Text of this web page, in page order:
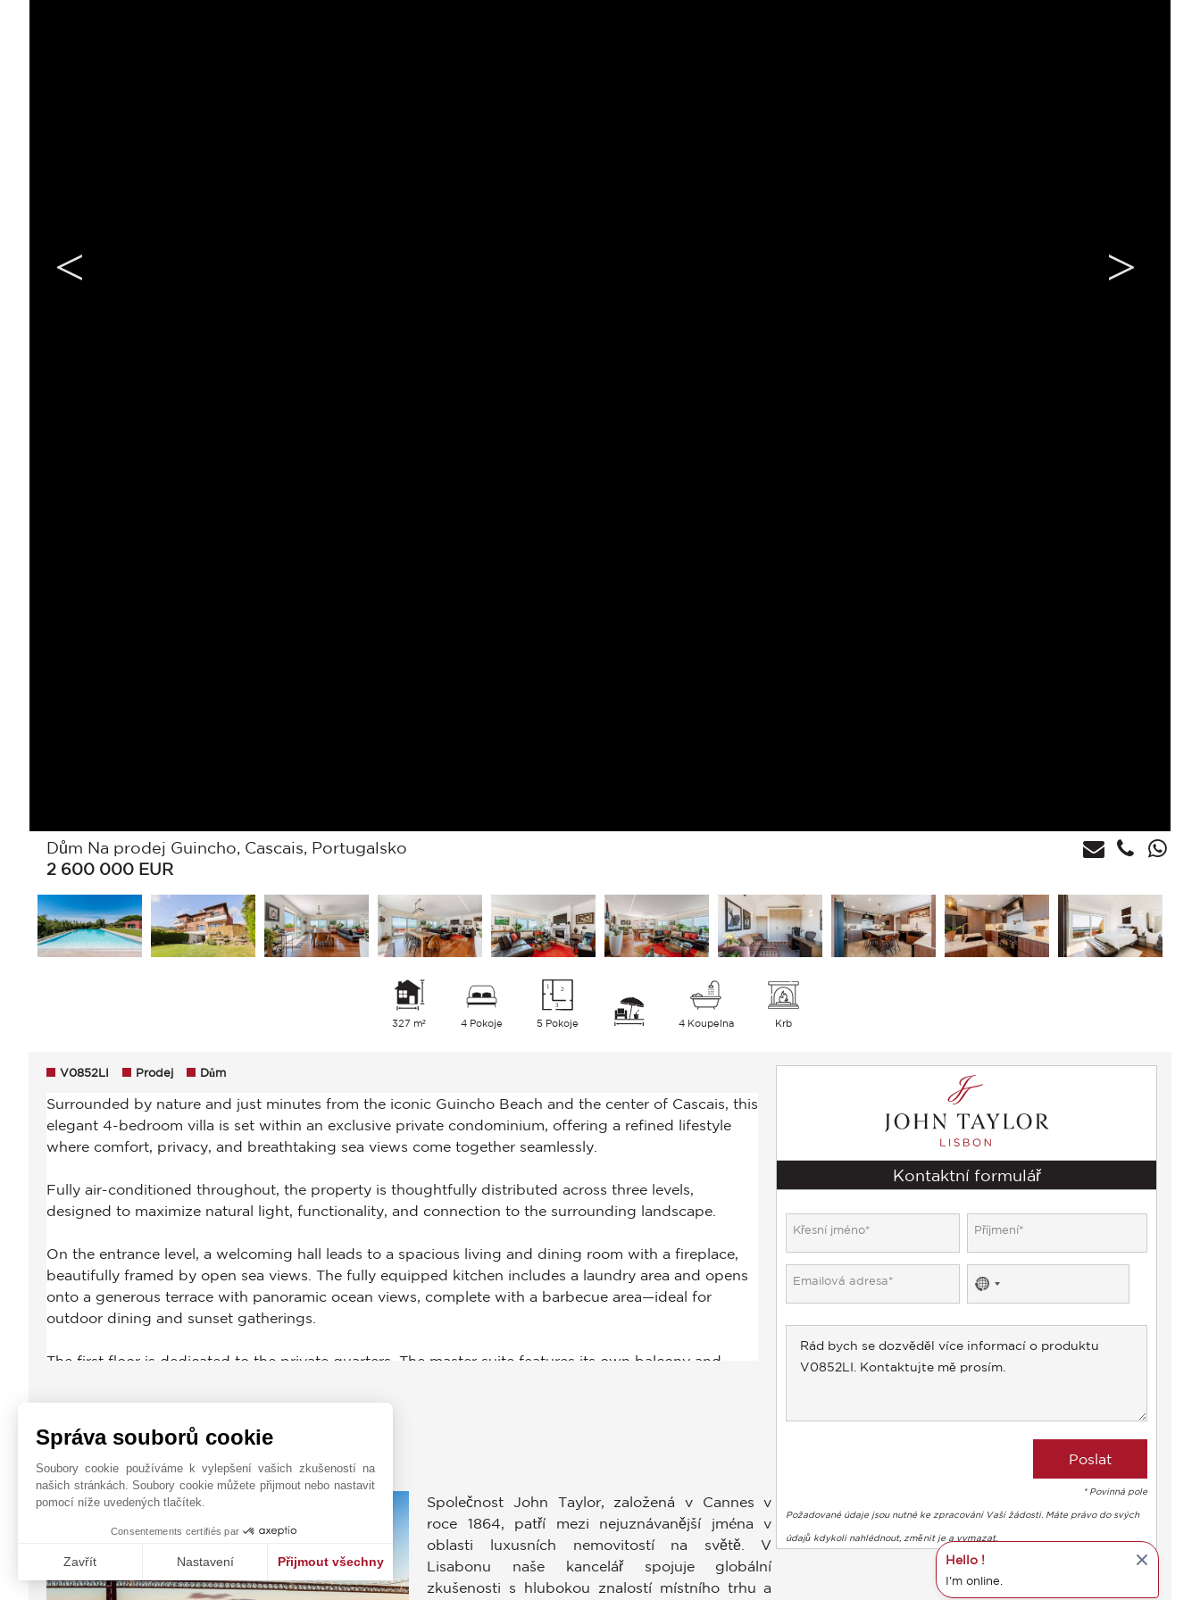
Dům Na prodej Guincho, Cascais, Portugalsko
2 600 000 EUR
327 m² 4 Pokoje 5 Pokoje 4 Koupelna Krb
V0852LI Prodej Dům
JOHN TAYLOR LISBON
Společnost John Taylor, založená v Cannes v
roce 1864, patří mezi nejuznávanější jména v
oblasti luxusních nemovitostí na světě. V
Lisabonu naše kancelář spojuje globální
zkušenosti s hlubokou znalostí místního trhu a
Kontaktní formulář
No
country
selected
* Povinná pole
Požadované údaje jsou nutné ke zpracování Vaší žádosti. Máte právo do svých
údajů kdykoli nahlédnout, změnit je a vymazat.
Správa souborů cookie
Soubory cookie používáme k vylepšení vašich zkušeností na
našich stránkách. Soubory cookie můžete přijmout nebo nastavit
pomocí níže uvedených tlačítek.
Consentements certifiés par
Zavřít Nastavení Přijmout všechny
Axeptio consent
Platforma pro správu souhlasů: Upravte si své volby
Hello !
I'm online.